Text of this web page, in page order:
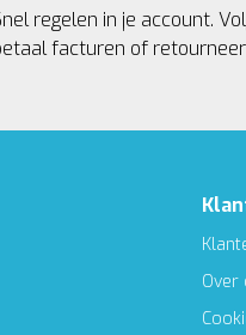
regelen in je account.
facturen of
Over